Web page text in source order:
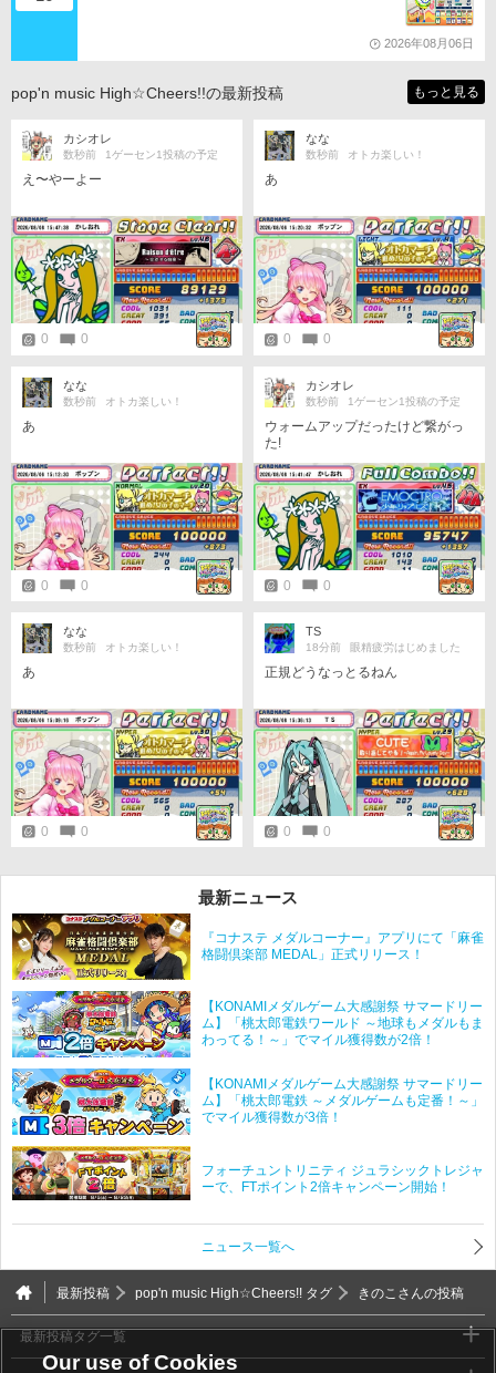
2026年08月06日
pop'n music High☆Cheers!!の最新投稿 もっと見る
カシオレ
数秒前 1ゲーセン1投稿の予定
え〜やーよー
0 0
なな
数秒前 オトカ楽しい！
あ
0 0
なな
数秒前 オトカ楽しい！
あ
0 0
カシオレ
数秒前 1ゲーセン1投稿の予定
ウォームアップだったけど繋がっ
た!
0 0
なな
数秒前 オトカ楽しい！
あ
0 0
TS
18分前 眼精疲労はじめました
正規どうなっとるねん
0 0
最新ニュース
『コナステ メダルコーナー』アプリにて「麻雀
格闘倶楽部 MEDAL」正式リリース！
【KONAMIメダルゲーム大感謝祭 サマードリー
ム】「桃太郎電鉄ワールド ～地球もメダルもま
わってる！～」でマイル獲得数が2倍！
【KONAMIメダルゲーム大感謝祭 サマードリー
ム】「桃太郎電鉄 ～メダルゲームも定番！～」
でマイル獲得数が3倍！
フォーチュントリニティ ジュラシックトレジャ
ーで、FTポイント2倍キャンペーン開始！
ニュース一覧へ
最新投稿 pop'n music High☆Cheers!! タグ きのこさんの投稿
最新投稿タグ一覧
Our use of Cookies